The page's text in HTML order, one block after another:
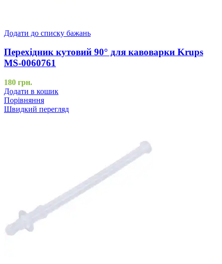
Додати до списку бажань
Перехідник кутовий 90° для кавоварки Krups
MS-0060761
180 грн.
Додати в кошик
Порівняння
Швидкий перегляд